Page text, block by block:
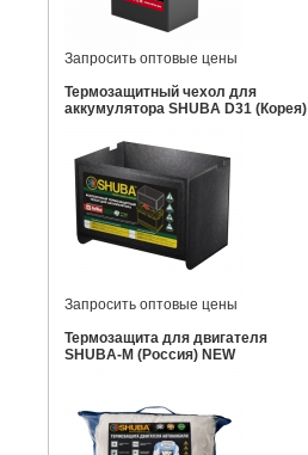
Запросить оптовые цены
Термозащитный чехол для
аккумулятора SHUBA D31 (Корея)
Запросить оптовые цены
Термозащита для двигателя
SHUBA-M (Россия) NEW